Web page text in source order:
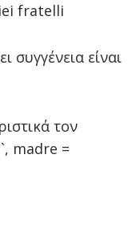
fratelli
είναι
τον
madre =